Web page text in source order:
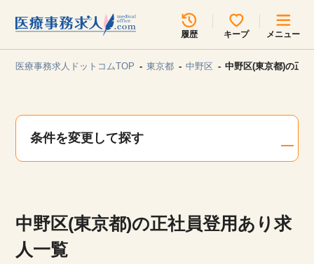
履歴 キープ メニュー
見学会・イベント情報
医療事務求人ドットコムTOP 東京都 中野区 中野区(東京都)の正
条件を変更して探す
中野区(東京都)の正社員登用あり求
人一覧
所在地のエリアを選択してください
各支店担当よりご連絡させていただきます。
関東
甲信越・北陸 中国・四国